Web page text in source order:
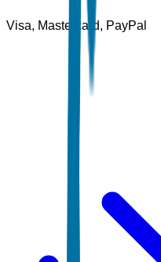
Visa, Mastercard, PayPal